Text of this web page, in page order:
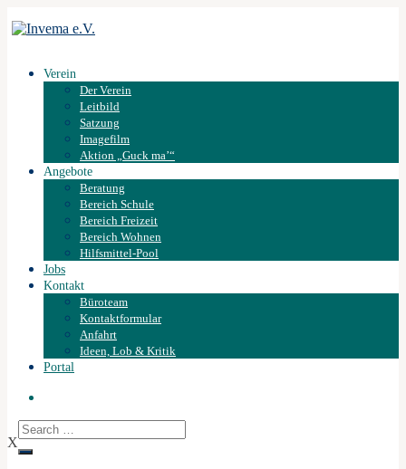
Verein
Der Verein
Leitbild
Satzung
Imagefilm
Aktion „Guck ma’“
Angebote
Beratung
Bereich Schule
Bereich Freizeit
Bereich Wohnen
Hilfsmittel-Pool
Jobs
Kontakt
Büroteam
Kontaktformular
Anfahrt
Ideen, Lob & Kritik
Portal
X